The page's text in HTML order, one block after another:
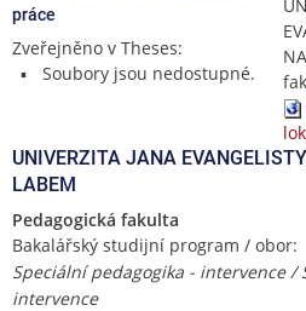
práce
Zveřejněno v Theses:
Soubory jsou nedostupné.
UNIVERZITA JANA
LABEM
Pedagogická fakulta
Bakalářský studijní program / obor:
Speciální pedagogika - intervence /
intervence